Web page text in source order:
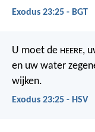
Exodus 23:25 - BGT
U moet de HEERE,
en uw water
wijken.
Exodus 23:25 - HSV